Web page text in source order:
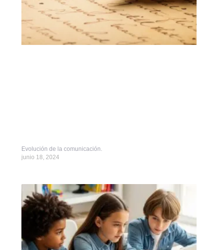
Evolución de la comunicación.
junio 18, 2024